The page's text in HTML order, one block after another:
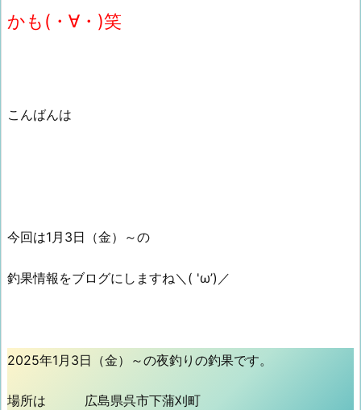
かも(・∀・)笑
こんばんは
今回は1月3日（金）～の
釣果情報をブログにしますね＼( 'ω’)／
2025年1月3日（金）～の夜釣りの釣果です。
場所は 広島県呉市下蒲刈町